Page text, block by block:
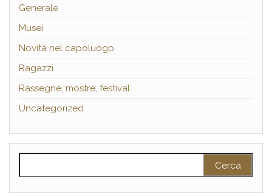
Generale
Musei
Novità nel capoluogo
Ragazzi
Rassegne, mostre, festival
Uncategorized